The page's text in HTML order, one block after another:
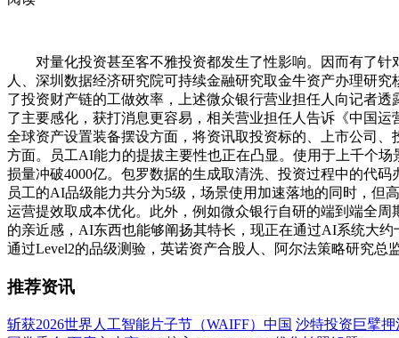
对量化投资甚至客不雅投资都发生了性影响。因而有了针
人、深圳数据经济研究院可持续金融研究取金牛资产办理研
了投资财产链的工做效率，上述微众银行营业担任人向记者
了主要感化，获打消息更容易，相关营业担任人告诉《中国
全球资产设置装备摆设方面，将资讯取投资标的、上市公司
方面。员工AI能力的提拔主要性也正在凸显。使用于上千个
损量冲破4000亿。包罗数据的生成取清洗、投资过程中的代
员工的AI品级能力共分为5级，场景使用加速落地的同时，但
运营提效取成本优化。此外，例如微众银行自研的端到端全
的亲近感，AI东西也能够阐扬其特长，现正在通过AI系统大
通过Level2的品级测验，英诺资产合股人、阿尔法策略研究
推荐资讯
斩获2026世界人工智能片子节（WAIFF）中国 沙特投资巨擘